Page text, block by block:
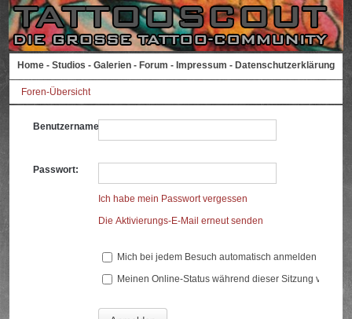
Home - Studios - Galerien - Forum - Impressum - Datenschutzerklärung
Foren-Übersicht
Benutzername:
Passwort:
Ich habe mein Passwort vergessen
Die Aktivierungs-E-Mail erneut senden
Mich bei jedem Besuch automatisch anmelden
Meinen Online-Status während dieser Sitzung